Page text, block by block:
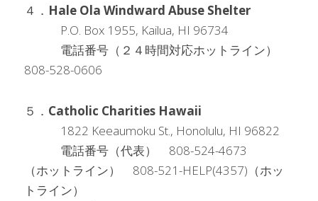
４． Hale Ola Windward Abuse Shelter
P.O. Box 1955, Kailua, HI 96734
電話番号（２４時間対応ホットライン）
808-528-0606
５． Catholic Charities Hawaii
1822 Keeaumoku St., Honolulu, HI 96822
電話番号（代表）　808-524-4673
（ホットライン）　808-521-HELP(4357)（ホッ
トライン）